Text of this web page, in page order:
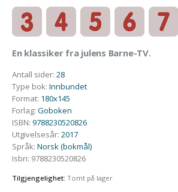
En klassiker fra julens Barne-TV.
Antall sider: 28
Type bok: Innbundet
Format: 180x145
Forlag: Goboken
ISBN: 9788230520826
Utgivelsesår: 2017
Språk: Norsk (bokmål)
Isbn: 9788230520826
Tilgjengelighet: Tomt på lager